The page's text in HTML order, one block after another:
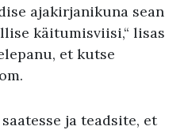
ajakirjanikuna sean
käitumisviisi,“ lisas
et kutse
ja teadsite, et